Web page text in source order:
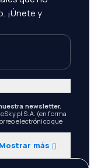
¡Únete y
newsletter.
S.A. (en forma
electrónico que
Mostrar más